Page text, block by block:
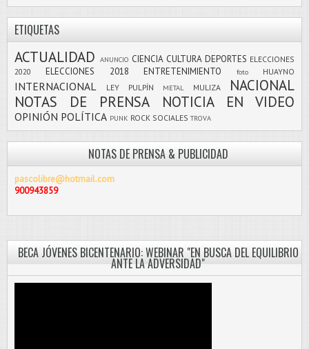
ETIQUETAS
ACTUALIDAD ANUNCIO CIENCIA CULTURA DEPORTES ELECCIONES
2020
ELECCIONES 2018 ENTRETENIMIENTO foto HUAYNO
INTERNACIONAL LEY PULPÍN METAL MULIZA
NACIONAL
NOTAS DE PRENSA
NOTICIA EN VIDEO
OPINIÓN POLÍTICA PUNK ROCK SOCIALES TROVA
NOTAS DE PRENSA & PUBLICIDAD
pascolibre@hotmail.com
900943859
BECA JÓVENES BICENTENARIO: WEBINAR "EN BUSCA DEL EQUILIBRIO
ANTE LA ADVERSIDAD"